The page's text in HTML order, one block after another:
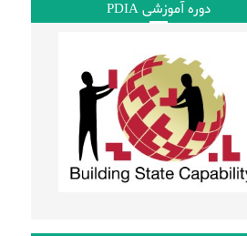
دوره آموزشی PDIA